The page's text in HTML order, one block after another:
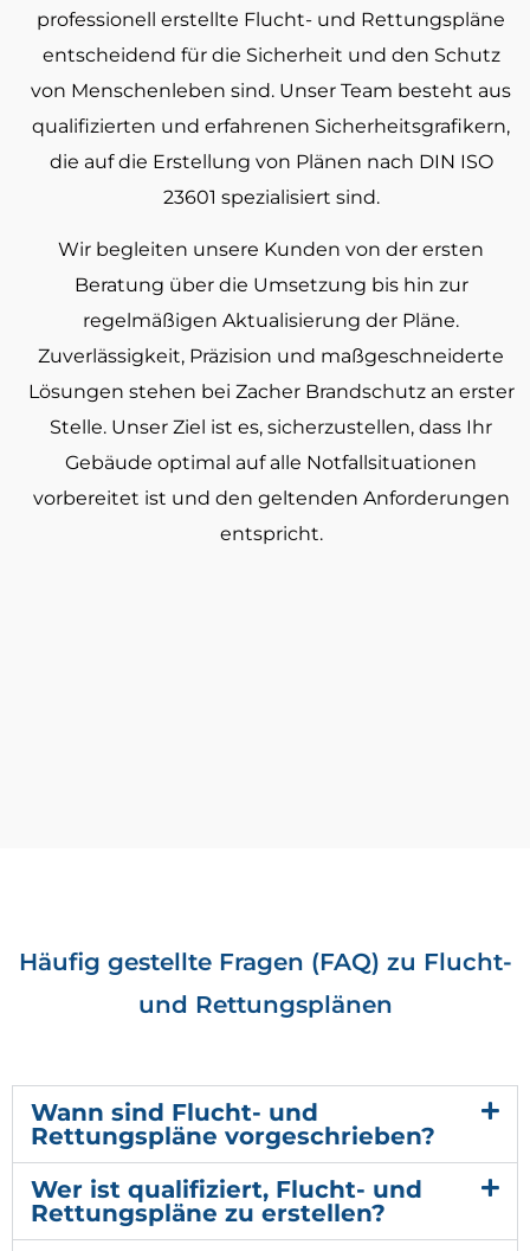
professionell erstellte Flucht- und Rettungspläne
entscheidend für die Sicherheit und den Schutz
von Menschenleben sind. Unser Team besteht aus
qualifizierten und erfahrenen Sicherheitsgrafikern,
die auf die Erstellung von Plänen nach DIN ISO
23601 spezialisiert sind.
Wir begleiten unsere Kunden von der ersten
Beratung über die Umsetzung bis hin zur
regelmäßigen Aktualisierung der Pläne.
Zuverlässigkeit, Präzision und maßgeschneiderte
Lösungen stehen bei Zacher Brandschutz an erster
Stelle. Unser Ziel ist es, sicherzustellen, dass Ihr
Gebäude optimal auf alle Notfallsituationen
vorbereitet ist und den geltenden Anforderungen
entspricht.
Häufig gestellte Fragen (FAQ) zu Flucht-
und Rettungsplänen
Wann sind Flucht- und
Rettungspläne vorgeschrieben?
Wer ist qualifiziert, Flucht- und
Rettungspläne zu erstellen?